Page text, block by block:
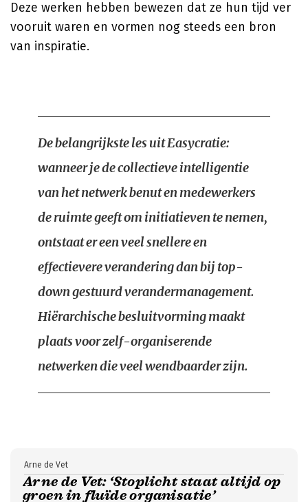
Deze werken hebben bewezen dat ze hun tijd ver
vooruit waren en vormen nog steeds een bron
van inspiratie.
De belangrijkste les uit Easycratie:
wanneer je de collectieve intelligentie
van het netwerk benut en medewerkers
de ruimte geeft om initiatieven te nemen,
ontstaat er een veel snellere en
effectievere verandering dan bij top-
down gestuurd verandermanagement.
Hiërarchische besluitvorming maakt
plaats voor zelf-organiserende
netwerken die veel wendbaarder zijn.
Arne de Vet: ‘Stoplicht staat altijd op
groen in fluïde organisatie’
Arne de Vet